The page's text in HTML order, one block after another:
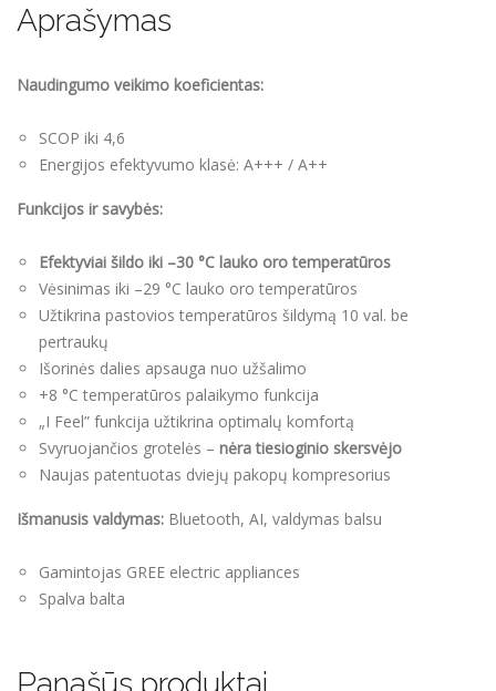
3,52/3,81
kW,
Wi-
Aprašymas
Naudingumo veikimo koeficientas:
SCOP iki 4,6
Energijos efektyvumo klasė: A+++ / A++
Funkcijos ir savybės:
Efektyviai šildo iki –30 °C lauko oro temperatūros
Vėsinimas iki –29 °C lauko oro temperatūros
Užtikrina pastovios temperatūros šildymą 10 val. be
pertraukų
Išorinės dalies apsauga nuo užšalimo
+8 °C temperatūros palaikymo funkcija
„I Feel” funkcija užtikrina optimalų komfortą
Svyruojančios grotelės – nėra tiesioginio skersvėjo
Naujas patentuotas dviejų pakopų kompresorius
Išmanusis valdymas: Bluetooth, AI, valdymas balsu
Gamintojas GREE electric appliances
Spalva balta
Panašūs produktai